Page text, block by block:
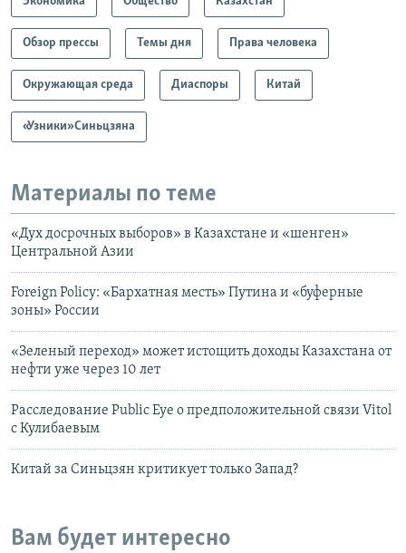
Обзор прессы Темы дня Права человека
Окружающая среда Диаспоры Китай
«Узники» Синьцзяна
Материалы по теме
«Дух досрочных выборов» в Казахстане и «шенген»
Центральной Азии
Foreign Policy: «Бархатная месть» Путина и «буферные
зоны» России
«Зеленый переход» может истощить доходы Казахстана от
нефти уже через 10 лет
Расследование Public Eye о предположительной связи Vitol
с Кулибаевым
Китай за Синьцзян критикует только Запад?
Вам будет интересно